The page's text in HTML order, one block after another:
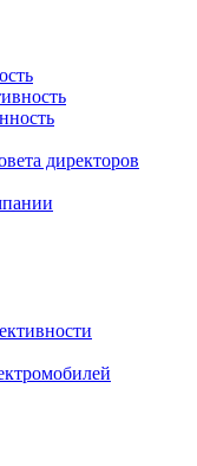
директоров